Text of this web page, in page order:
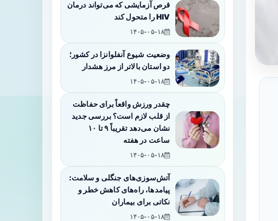
قرص آزمایشی که می‌تواند درمان
HIV را متحول کند
۱۴۰۵-۰۵-۱۸
وضعیت شیوع آنفلوانزا در کشور؛
دو استان بالاتر از مرز هشدار
۱۴۰۵-۰۵-۱۸
چقدر ورزش واقعاً برای حفاظت
از قلب لازم است؟ بررسی جدید
نشان می‌دهد تقریباً ۹ تا ۱۰
ساعت در هفته
۱۴۰۵-۰۵-۱۸
آتش‌سوزی‌های جنگلی و سلامت:
پیامدها، راه‌های کاهش خطر و
نکاتی برای بیماران
۱۴۰۵-۰۵-۱۸